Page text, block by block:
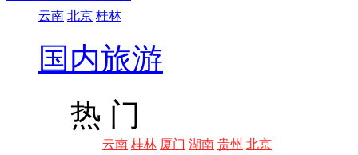
云南 北京 桂林
国内旅游
热 门
云南 桂林 厦门 湖南 贵州 北京